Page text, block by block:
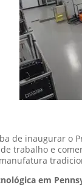
de inaugurar o
trabalho e
em